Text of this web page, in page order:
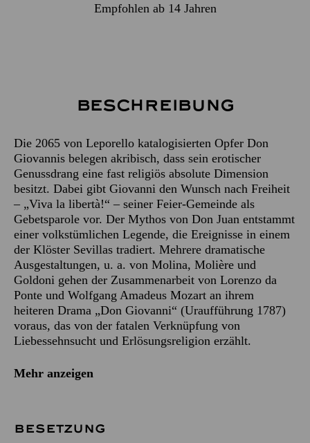
Empfohlen ab 14 Jahren
Beschreibung
Die 2065 von Leporello katalogisierten Opfer Don
Giovannis belegen akribisch, dass sein erotischer
Genussdrang eine fast religiös absolute Dimension
besitzt. Dabei gibt Giovanni den Wunsch nach Freiheit
– „Viva la libertà!“ – seiner Feier-Gemeinde als
Gebetsparole vor. Der Mythos von Don Juan entstammt
einer volkstümlichen Legende, die Ereignisse in einem
der Klöster Sevillas tradiert. Mehrere dramatische
Ausgestaltungen, u. a. von Molina, Molière und
Goldoni gehen der Zusammenarbeit von Lorenzo da
Ponte und Wolfgang Amadeus Mozart an ihrem
heiteren Drama „Don Giovanni“ (Uraufführung 1787)
voraus, das von der fatalen Verknüpfung von
Liebessehnsucht und Erlösungsreligion erzählt.
Mehr anzeigen
BESETZUNG